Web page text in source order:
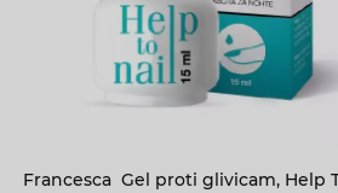
Francesca Gel proti glivicam, Help